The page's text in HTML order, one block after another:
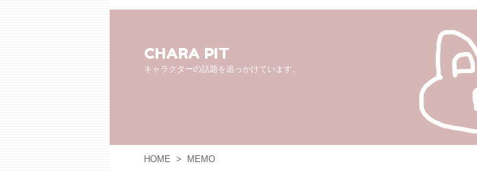
CHARA PIT
キャラクターの話題を追っかけています。
HOME > MEMO